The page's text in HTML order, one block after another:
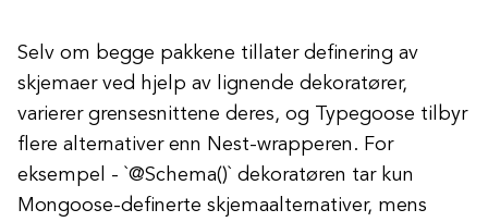
Selv om begge pakkene tillater definering av
skjemaer ved hjelp av lignende dekoratører,
varierer grensesnittene deres, og Typegoose tilbyr
flere alternativer enn Nest-wrapperen. For
eksempel - `@Schema()` dekoratøren tar kun
Mongoose-definerte skjemaalternativer, mens